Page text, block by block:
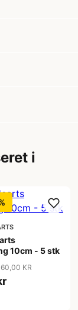
i
10cm - 5 stk
KR